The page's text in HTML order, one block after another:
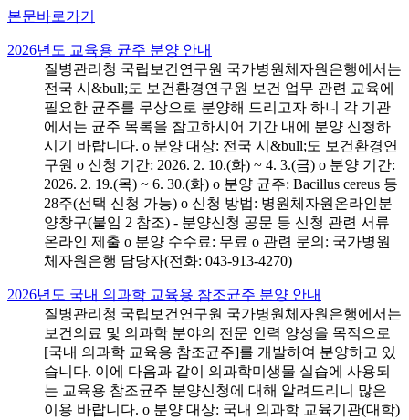
본문바로가기
2026년도 교육용 균주 분양 안내
질병관리청 국립보건연구원 국가병원체자원은행에서는
전국 시&bull;도 보건환경연구원 보건 업무 관련 교육에
필요한 균주를 무상으로 분양해 드리고자 하니 각 기관
에서는 균주 목록을 참고하시어 기간 내에 분양 신청하
시기 바랍니다. o 분양 대상: 전국 시&bull;도 보건환경연
구원 o 신청 기간: 2026. 2. 10.(화) ~ 4. 3.(금) o 분양 기간:
2026. 2. 19.(목) ~ 6. 30.(화) o 분양 균주: Bacillus cereus 등
28주(선택 신청 가능) o 신청 방법: 병원체자원온라인분
양창구(붙임 2 참조) - 분양신청 공문 등 신청 관련 서류
온라인 제출 o 분양 수수료: 무료 o 관련 문의: 국가병원
체자원은행 담당자(전화: 043-913-4270)
2026년도 국내 의과학 교육용 참조균주 분양 안내
질병관리청 국립보건연구원 국가병원체자원은행에서는
보건의료 및 의과학 분야의 전문 인력 양성을 목적으로
[국내 의과학 교육용 참조균주]를 개발하여 분양하고 있
습니다. 이에 다음과 같이 의과학미생물 실습에 사용되
는 교육용 참조균주 분양신청에 대해 알려드리니 많은
이용 바랍니다. o 분양 대상: 국내 의과학 교육기관(대학)